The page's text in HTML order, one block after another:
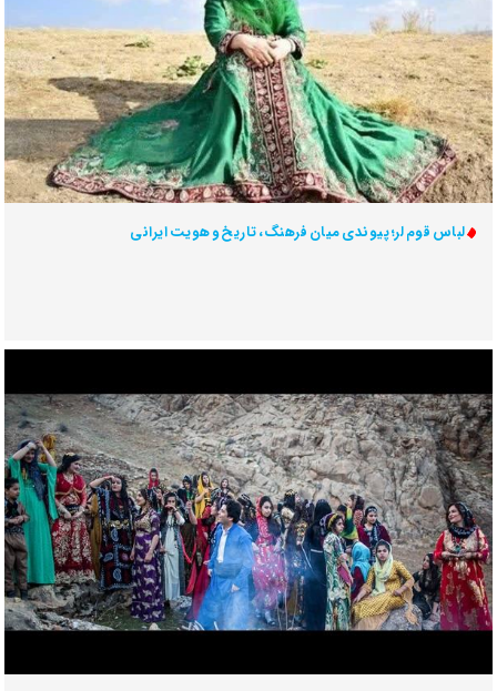
لباس قوم لر؛ پیوندی میان فرهنگ، تاریخ و هویت ایرانی